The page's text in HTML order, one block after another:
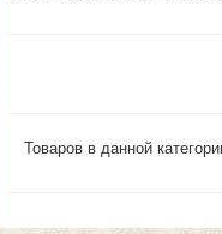
Товаров в данной